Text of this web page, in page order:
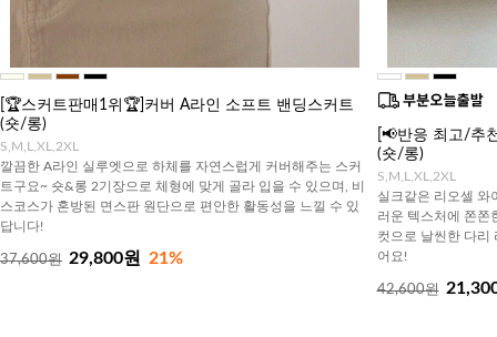
[🏆스커트판매1위🏆]커버 A라인 소프트 밴딩스커트
(숏/롱)
S,M,L,XL,2XL
깔끔한 A라인 실루엣으로 하체를 자연스럽게 커버해주는 스커
트구요~ 숏&롱 2기장으로 체형에 맞게 골라 입을 수 있으며, 비
스코스가 혼방된 면스판 원단으로 편안한 활동성을 느낄 수 있
답니다!
37,600원 29,800원 21%
[📢반응 최고/추
(숏/롱)
S,M,L,XL,2XL
실크같은 리오셀 와
러운 텍스처에 쫀쫀
컷으로 날씬한 다리
어요!
42,600원